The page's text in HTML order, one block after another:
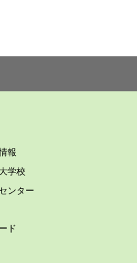
報
学校
ンター
ド